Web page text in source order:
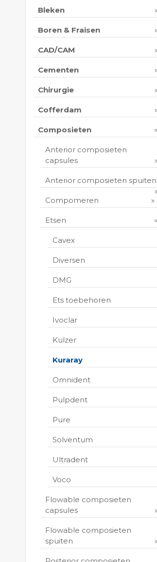
Bleken
Boren & Fraisen
CAD/CAM
Cementen
Chirurgie
Cofferdam
Composieten
Anterior composieten
capsules
Anterior composieten spuiten
Compomeren
Etsen
Cavex
Diversen
DMG
Ets toebehoren
Ivoclar
Kulzer
Kuraray
Omnident
Pulpdent
Pure
Solventum
Ultradent
Voco
Flowable composieten
capsules
Flowable composieten
spuiten